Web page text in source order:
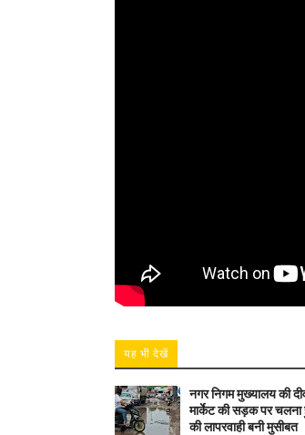
यह भी देखें
नगर निगम मुख्यालय की
मार्केट की सड़क पर चलना
की लापरवाही बनी मुसीबत